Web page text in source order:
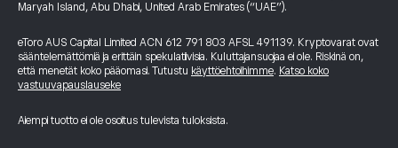
Maryah Island, Abu Dhabi, United Arab Emirates (“UAE”).
eToro AUS Capital Limited ACN 612 791 803 AFSL 491139. Kryptovarat ovat
sääntelemättömiä ja erittäin spekulatiivisia. Kuluttajansuojaa ei ole. Riskinä on,
että menetät koko pääomasi. Tutustu käyttöehtoihimme. Katso koko
vastuuvapauslauseke
Aiempi tuotto ei ole osoitus tulevista tuloksista.